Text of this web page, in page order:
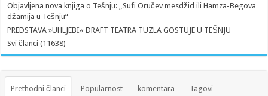
Objavljena nova knjiga o Tešnju: „Sufi Oručev mesdžid ili Hamza-Begova
džamija u Tešnju“
PREDSTAVA »UHLJEBI« DRAFT TEATRA TUZLA GOSTUJE U TEŠNJU
Svi članci (11638)
Prethodni članci Popularnost komentara Tagovi